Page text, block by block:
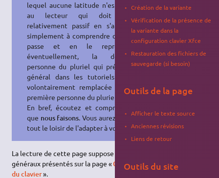
lequel aucune latitude n'est laissée
au lecteur qui doit rester
relativement passif en s'attachant
simplement à comprendre ce qui se
passe et en le reproduisant
éventuellement, la deuxième
personne du pluriel qui prévaut en
général dans les tutoriels est ici
volontairement remplacée par une
première personne du pluriel.
En bref, écoutez et comprenez ce
que nous faisons. Vous aurez ensuite
tout le loisir de l'adapter à vos fins.
La lecture de cette page suppose compris les concepts
généraux présentés sur la page «Comprendre la configuration
du clavier».
Création de la variante
Vérification de la présence de
la variante dans la
configuration clavier Xfce
Restauration des fichiers de
sauvegarde (si besoin)
Outils de la page
Afficher le texte source
Anciennes révisions
Liens de retour
Outils du site